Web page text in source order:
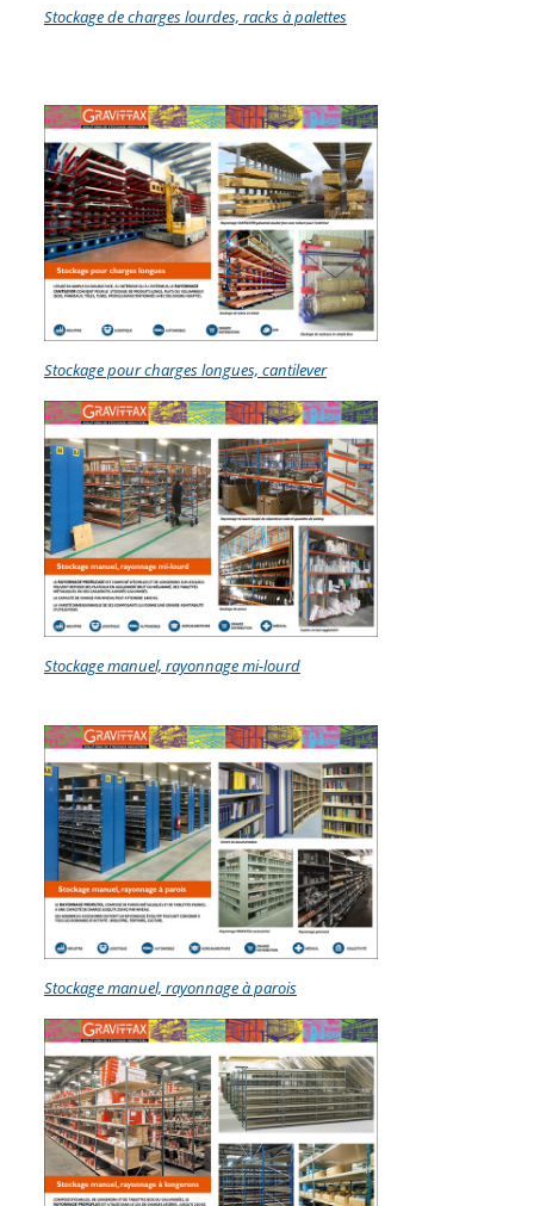
Stockage de charges lourdes, racks à palettes
Stockage pour charges longues, cantilever
Stockage manuel, rayonnage mi-lourd
Stockage manuel, rayonnage à parois